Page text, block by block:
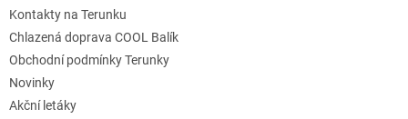
Kontakty na Terunku
Chlazená doprava COOL Balík
Obchodní podmínky Terunky
Novinky
Akční letáky